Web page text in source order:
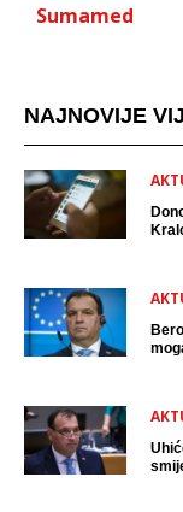
Sumamed
NAJNOVIJE